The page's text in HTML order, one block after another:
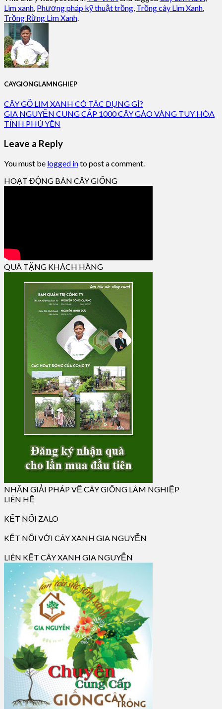
Lim xanh, Phương pháp kỹ thuật trồng, Trồng cây Lim Xanh,
Trồng Rừng Lim Xanh.
CAYGIONGLAMNGHIEP
CÂY GỖ LIM XANH CÓ TÁC DỤNG GÌ?
GIA NGUYỄN CUNG CẤP 1000 CÂY GÁO VÀNG TUY HÒA
TỈNH PHÚ YÊN
Leave a Reply
You must be logged into post a comment.
HOẠT ĐỘNG BÁN CÂY GIỐNG
QUÀ TẶNG KHÁCH HÀNG
NHẬN GIẢI PHÁP VỀ CÂY GIỐNG LÂM NGHIỆP
LIÊN HỆ
KẾT NỐI ZALO
KẾT NỐI VỚI CÂY XANH GIA NGUYỄN
LIÊN KẾT CÂY XANH GIA NGUYỄN